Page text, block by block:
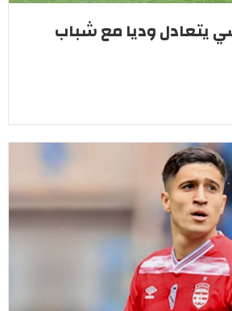
يتعادل وديا مع شباب